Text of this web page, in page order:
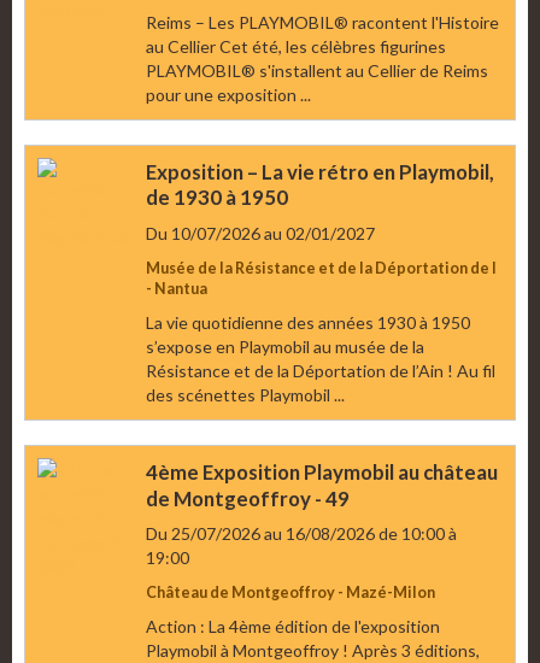
Reims – Les PLAYMOBIL® racontent l'Histoire
au Cellier Cet été, les célèbres figurines
PLAYMOBIL® s'installent au Cellier de Reims
pour une exposition ...
Exposition – La vie rétro en Playmobil,
de 1930 à 1950
Du 10/07/2026au 02/01/2027
Musée de la Résistance et de la Déportation de l
- Nantua
La vie quotidienne des années 1930 à 1950
s’expose en Playmobil au musée de la
Résistance et de la Déportation de l’Ain ! Au fil
des scénettes Playmobil ...
4ème Exposition Playmobil au château
de Montgeoffroy - 49
Du 25/07/2026au 16/08/2026de 10:00à
19:00
Château de Montgeoffroy - Mazé-Milon
Action : La 4ème édition de l'exposition
Playmobil à Montgeoffroy ! Après 3 éditions,